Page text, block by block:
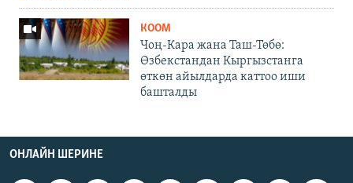
КООМ
Чоң-Кара жана Таш-Төбө:
Өзбекстандан Кыргызстанга
өткөн айылдарда каттоо иши
башталды
ОНЛАЙН ШЕРИНЕ